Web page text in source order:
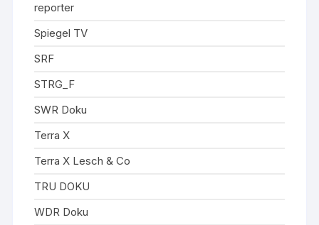
reporter
Spiegel TV
SRF
STRG_F
SWR Doku
Terra X
Terra X Lesch & Co
TRU DOKU
WDR Doku